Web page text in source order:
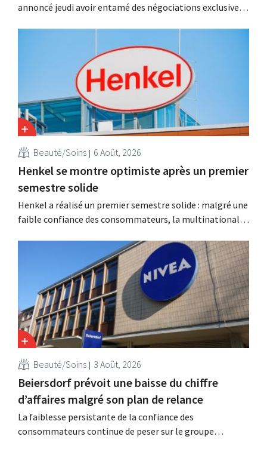
annoncé jeudi avoir entamé des négociations exclusives
Beauté/Soins 6 Août, 2026
Henkel se montre optimiste après un premier
semestre solide
Henkel a réalisé un premier semestre solide : malgré une
faible confiance des consommateurs, la multinationale
des soins capillaires et des lessives, et intensifie ses
activités d'acquisition.
Beauté/Soins 3 Août, 2026
Beiersdorf prévoit une baisse du chiffre
d’affaires malgré son plan de relance
La faiblesse persistante de la confiance des
consommateurs continue de peser sur le groupe